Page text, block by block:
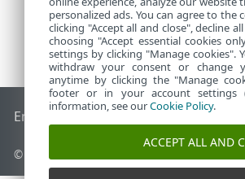
End of Life База знань ESET Форум
© 1992 - 2025 ESET, spol. s r.o. - Усі права
personalized ads. You can agree to the
clicking "Accept all and close", decline
choosing "Accept essential cookies
settings by clicking "Manage cookies".
withdraw your consent or change
anytime by clicking the "Manage
footer or in your account settings
information, see ourCookie Policy.
ACCEPT ALL AND